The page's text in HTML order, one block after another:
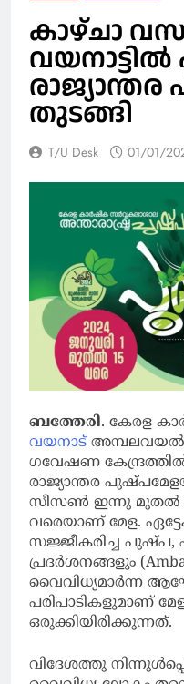
കാഴ്ചാ
തുടങ്ങി
T/U Desk 01/01/
ബത്തേരി. കേരള
വയനാട് അമ്പലവയല്‍
ഗവേഷണ
രാജ്യാന്തര
സീസണ്‍ ഇന്നു മുതല്‍
വരെയാണ് മേള.
സജ്ജീകരിച്ച പുഷ്പ,
പ്രദര്‍ശനങ്ങളും
വൈവിധ്യമാര്‍ന്ന
പരിപാടികളുമാണ്
ഒരുക്കിയിരിക്കുന്നത്.
വിദേശത്തു